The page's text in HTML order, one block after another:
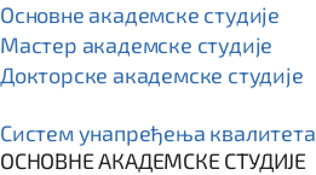
Основне академске студије
Мастер академске студије
Докторске академске студије
Систем унапређења квалитета
ОСНОВНЕ АКАДЕМСКЕ СТУДИЈЕ